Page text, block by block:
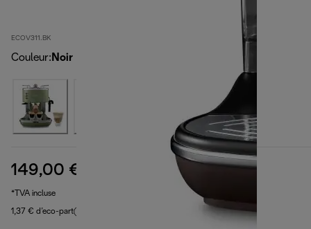
ECOV311.BK
Couleur: Noir
149,00 € prix original 209,99 €
*TVA incluse
1,37 € d’eco-part